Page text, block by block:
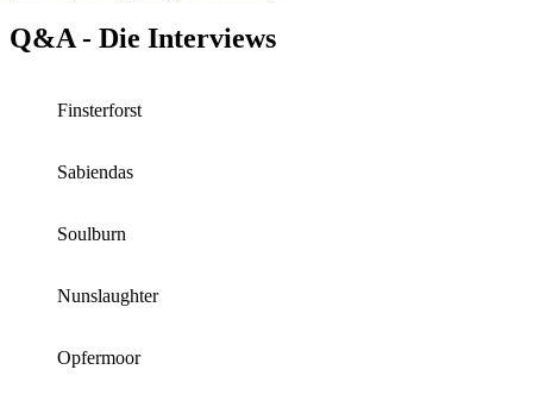
Q&A - Die Interviews
Finsterforst
Sabiendas
Soulburn
Nunslaughter
Opfermoor